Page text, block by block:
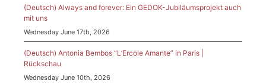
(Deutsch) Always and forever: Ein GEDOK-Jubiläumsprojekt auch
mit uns
Wednesday June 17th, 2026
(Deutsch) Antonia Bembos “L’Ercole Amante” in Paris |
Rückschau
Wednesday June 10th, 2026